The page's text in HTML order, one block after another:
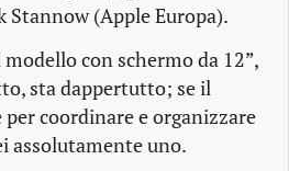
Stannow (Apple Europa).
con schermo da 12”,
sta dappertutto; se il
coordinare e organizzare
assolutamente uno.